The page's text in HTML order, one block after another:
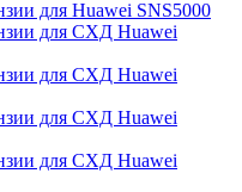
для Huawei SNS5000
для СХД Huawei
для СХД Huawei
для СХД Huawei
для СХД Huawei